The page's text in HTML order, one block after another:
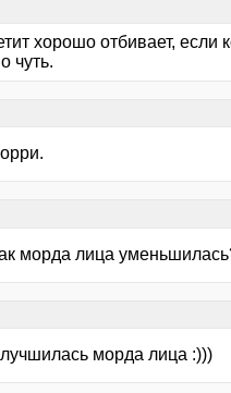
хорошо отбивает,
чуть.
морда лица
морда лица :)))